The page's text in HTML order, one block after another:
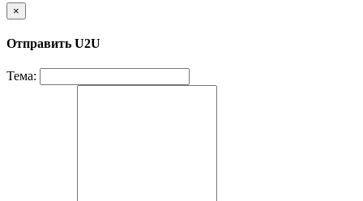
×
Отправить U2U
Тема: